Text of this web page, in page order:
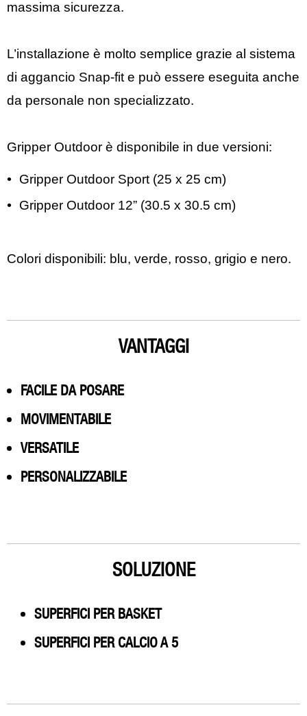
massima sicurezza.
L’installazione è molto semplice grazie al sistema
di aggancio Snap-fit e può essere eseguita anche
da personale non specializzato.
Gripper Outdoor è disponibile in due versioni:
• Gripper Outdoor Sport (25 x 25 cm)
• Gripper Outdoor 12” (30.5 x 30.5 cm)
Colori disponibili: blu, verde, rosso, grigio e nero.
VANTAGGI
FACILE DA POSARE
MOVIMENTABILE
VERSATILE
PERSONALIZZABILE
SOLUZIONE
SUPERFICI PER BASKET
SUPERFICI PER CALCIO A 5